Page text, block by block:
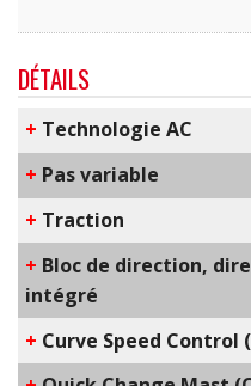
DÉTAILS
+ ​Technologie AC
+ Pas variable
+ Traction
+ Bloc de direction,
intégré
+ C​urve Speed Control​